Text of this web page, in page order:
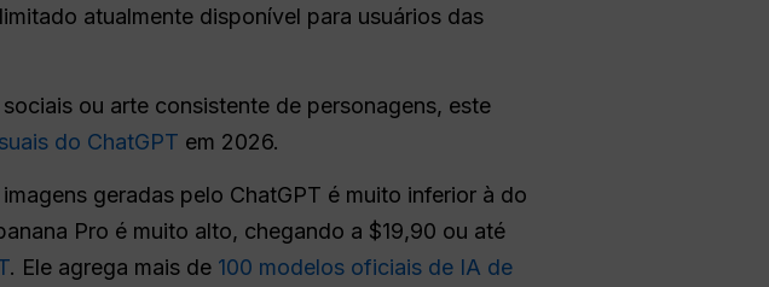
atualmente disponível para usuários das
ou arte consistente de personagens, este
do ChatGPT em 2026.
geradas pelo ChatGPT é muito inferior à do
Pro é muito alto, chegando a $19,90 ou até
. Ele agrega mais de 100 modelos oficiais de IA de